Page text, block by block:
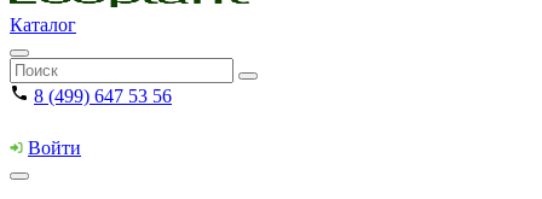
Каталог
8 (499) 647 53 56
Войти